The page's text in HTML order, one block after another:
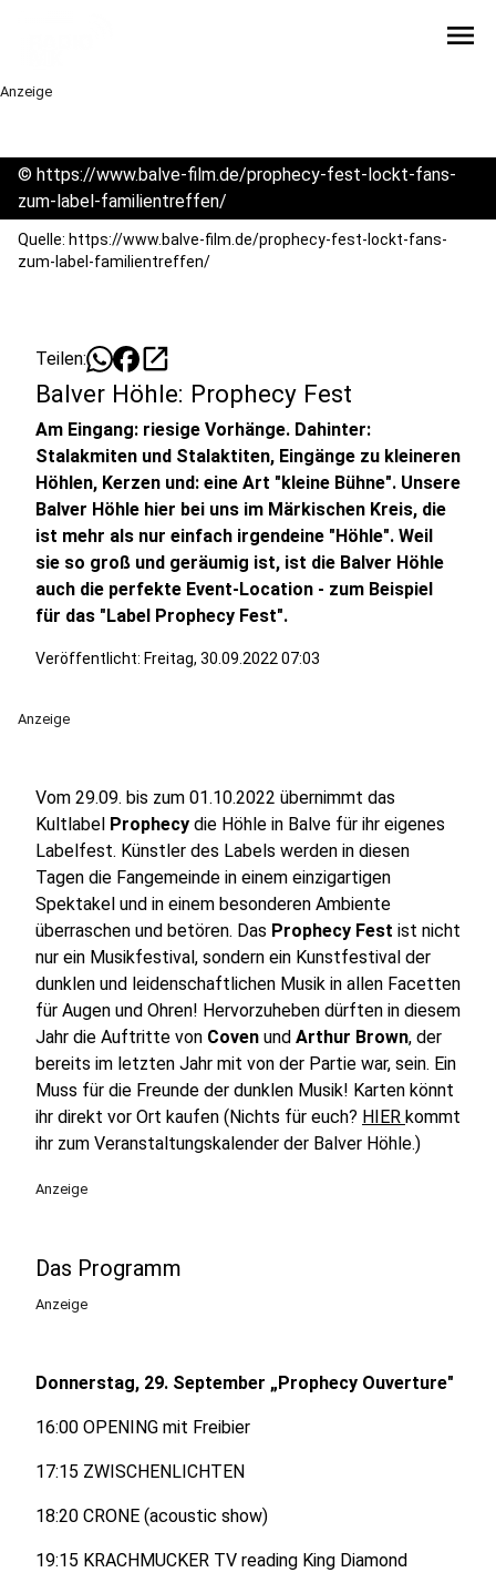
menu
Anzeige
© https://www.balve-film.de/prophecy-fest-lockt-fans-
zum-label-familientreffen/
Quelle: https://www.balve-film.de/prophecy-fest-lockt-fans-
zum-label-familientreffen/
Teilen: open_in_new
Balver Höhle: Prophecy Fest
Am Eingang: riesige Vorhänge. Dahinter:
Stalakmiten und Stalaktiten, Eingänge zu kleineren
Höhlen, Kerzen und: eine Art "kleine Bühne". Unsere
Balver Höhle hier bei uns im Märkischen Kreis, die
ist mehr als nur einfach irgendeine "Höhle". Weil
sie so groß und geräumig ist, ist die Balver Höhle
auch die perfekte Event-Location - zum Beispiel
für das "Label Prophecy Fest".
Veröffentlicht: Freitag, 30.09.2022 07:03
Anzeige
Vom 29.09. bis zum 01.10.2022 übernimmt das
Kultlabel Prophecy die Höhle in Balve für ihr eigenes
Labelfest. Künstler des Labels werden in diesen
Tagen die Fangemeinde in einem einzigartigen
Spektakel und in einem besonderen Ambiente
überraschen und betören. Das Prophecy Fest ist nicht
nur ein Musikfestival, sondern ein Kunstfestival der
dunklen und leidenschaftlichen Musik in allen Facetten
für Augen und Ohren! Hervorzuheben dürften in diesem
Jahr die Auftritte von Coven und Arthur Brown, der
bereits im letzten Jahr mit von der Partie war, sein. Ein
Muss für die Freunde der dunklen Musik! Karten könnt
ihr direkt vor Ort kaufen (Nichts für euch? HIER kommt
ihr zum Veranstaltungskalender der Balver Höhle.)
Anzeige
Das Programm
Anzeige
Donnerstag, 29. September „Prophecy Ouverture"
16:00 OPENING mit Freibier
17:15 ZWISCHENLICHTEN
18:20 CRONE (acoustic show)
19:15 KRACHMUCKER TV reading King Diamond